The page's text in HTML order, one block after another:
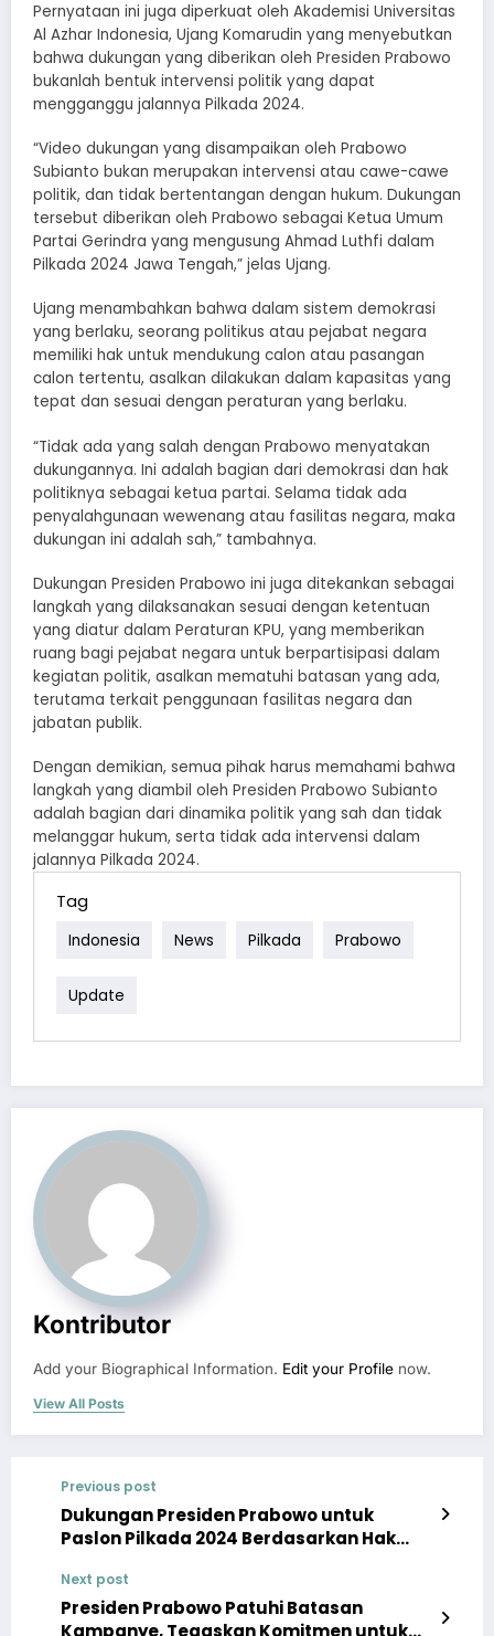
Pernyataan ini juga diperkuat oleh Akademisi Universitas
Al Azhar Indonesia, Ujang Komarudin yang menyebutkan
bahwa dukungan yang diberikan oleh Presiden Prabowo
bukanlah bentuk intervensi politik yang dapat
mengganggu jalannya Pilkada 2024.
“Video dukungan yang disampaikan oleh Prabowo
Subianto bukan merupakan intervensi atau cawe-cawe
politik, dan tidak bertentangan dengan hukum. Dukungan
tersebut diberikan oleh Prabowo sebagai Ketua Umum
Partai Gerindra yang mengusung Ahmad Luthfi dalam
Pilkada 2024 Jawa Tengah,” jelas Ujang.
Ujang menambahkan bahwa dalam sistem demokrasi
yang berlaku, seorang politikus atau pejabat negara
memiliki hak untuk mendukung calon atau pasangan
calon tertentu, asalkan dilakukan dalam kapasitas yang
tepat dan sesuai dengan peraturan yang berlaku.
“Tidak ada yang salah dengan Prabowo menyatakan
dukungannya. Ini adalah bagian dari demokrasi dan hak
politiknya sebagai ketua partai. Selama tidak ada
penyalahgunaan wewenang atau fasilitas negara, maka
dukungan ini adalah sah,” tambahnya.
Dukungan Presiden Prabowo ini juga ditekankan sebagai
langkah yang dilaksanakan sesuai dengan ketentuan
yang diatur dalam Peraturan KPU, yang memberikan
ruang bagi pejabat negara untuk berpartisipasi dalam
kegiatan politik, asalkan mematuhi batasan yang ada,
terutama terkait penggunaan fasilitas negara dan
jabatan publik.
Dengan demikian, semua pihak harus memahami bahwa
langkah yang diambil oleh Presiden Prabowo Subianto
adalah bagian dari dinamika politik yang sah dan tidak
melanggar hukum, serta tidak ada intervensi dalam
jalannya Pilkada 2024.
Tag
Indonesia News Pilkada Prabowo
Update
Kontributor
Add your Biographical Information. Edit your Profile now.
View All Posts
Previous post
Dukungan Presiden Prabowo untuk
Paslon Pilkada 2024 Berdasarkan Hak
Next post
Presiden Prabowo Patuhi Batasan
Kampanye, Tegaskan Komitmen untuk